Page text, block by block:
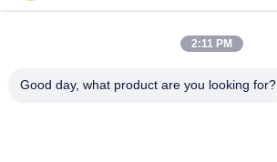
2:11 PM
Good day, what product are you looking for?